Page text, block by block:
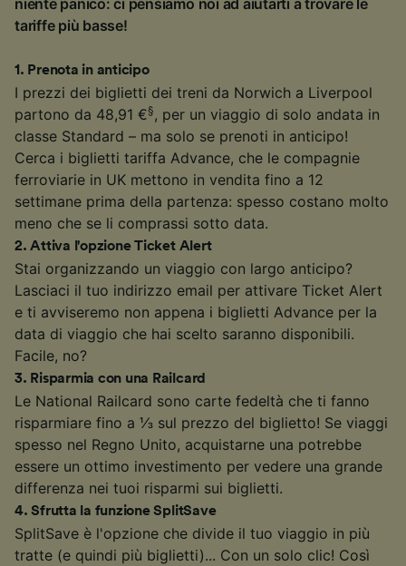
tariffe più basse!
1 . Prenota in anticipo
I prezzi dei biglietti dei treni da Norwich a Liverpool
partono da 48,91 €§ , per un viaggio di solo andata in
classe Standard – ma solo se prenoti in anticipo!
Cerca i biglietti tariffa Advance, che le compagnie
ferroviarie in UK mettono in vendita fino a 12
settimane prima della partenza: spesso costano molto
meno che se li comprassi sotto data.
2.Attiva l'opzione Ticket Alert
Stai organizzando un viaggio con largo anticipo?
Lasciaci il tuo indirizzo email per attivare Ticket Alert
e ti avviseremo non appena i biglietti Advance per la
data di viaggio che hai scelto saranno disponibili.
Facile, no?
3. Risparmia con una Railcard
Le National Railcard sono carte fedeltà che ti fanno
risparmiare fino a ⅓ sul prezzo del biglietto! Se viaggi
spesso nel Regno Unito, acquistarne una potrebbe
essere un ottimo investimento per vedere una grande
differenza nei tuoi risparmi sui biglietti.
4.Sfrutta la funzione SplitSave
SplitSave è l'opzione che divide il tuo viaggio in più
tratte (e quindi più biglietti)... Con un solo clic! Così